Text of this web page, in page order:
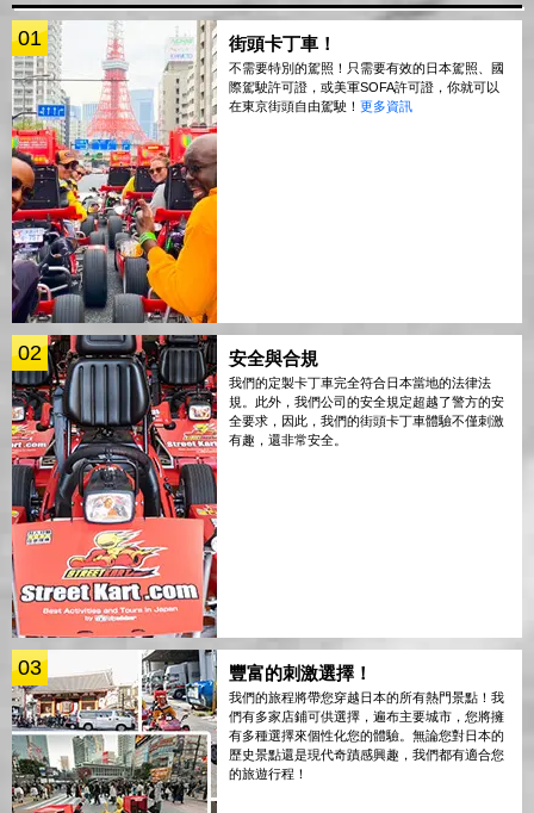
01 街頭卡丁車！
不需要特別的駕照！只需要有效的日本駕照、國
際駕駛許可證，或美軍SOFA許可證，你就可以
在東京街頭自由駕駛！ 更多資訊
02 安全與合規
我們的定製卡丁車完全符合日本當地的法律法
規。此外，我們公司的安全規定超越了警方的安
全要求，因此，我們的街頭卡丁車體驗不僅刺激
有趣，還非常安全。
03 豐富的刺激選擇！
我們的旅程將帶您穿越日本的所有熱門景點！我
們有多家店鋪可供選擇，遍布主要城市，您將擁
有多種選擇來個性化您的體驗。無論您對日本的
歷史景點還是現代奇蹟感興趣，我們都有適合您
的旅遊行程！